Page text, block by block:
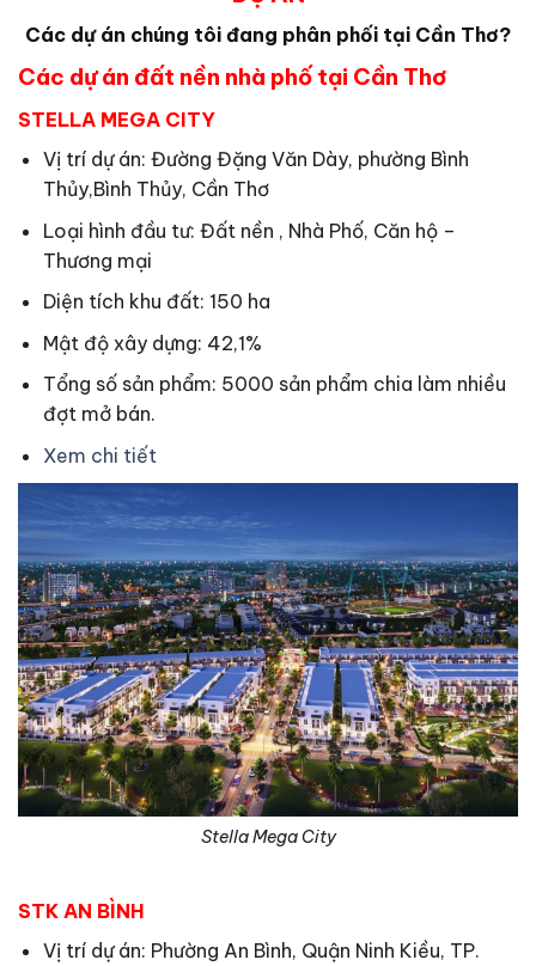
Các dự án chúng tôi đang phân phối tại Cần Thơ?
Các dự án đất nền nhà phố tại Cần Thơ
STELLA MEGA CITY
Vị trí dự án: Đường Đặng Văn Dày, phường Bình
Thủy,Bình Thủy, Cần Thơ
Loại hình đầu tư: Đất nền , Nhà Phố, Căn hộ –
Thương mại
Diện tích khu đất: 150 ha
Mật độ xây dựng: 42,1%
Tổng số sản phẩm: 5000 sản phẩm chia làm nhiều
đợt mở bán.
Xem chi tiết
Stella Mega City
STK AN BÌNH
Vị trí dự án: Phường An Bình, Quận Ninh Kiều, TP.